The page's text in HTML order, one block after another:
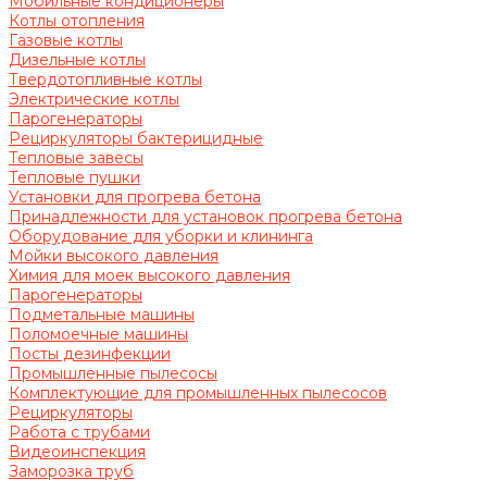
Котлы отопления
Газовые котлы
Дизельные котлы
Твердотопливные котлы
Электрические котлы
Парогенераторы
Рециркуляторы бактерицидные
Тепловые завесы
Тепловые пушки
Установки для прогрева бетона
Принадлежности для установок прогрева бетона
Оборудование для уборки и клининга
Мойки высокого давления
Химия для моек высокого давления
Парогенераторы
Подметальные машины
Поломоечные машины
Посты дезинфекции
Промышленные пылесосы
Комплектующие для промышленных пылесосов
Рециркуляторы
Работа с трубами
Видеоинспекция
Заморозка труб